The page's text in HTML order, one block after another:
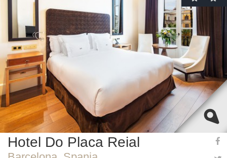
This page can't load Google Maps correctly.
Do you own this website?
OK
Hotel Do Placa Reial